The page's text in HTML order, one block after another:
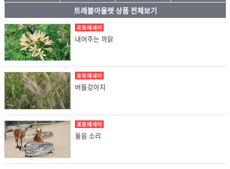
트래블아울렛 상품 전체보기
포토에세이
내어주는 까닭
포토에세이
버들강아지
포토에세이
울음 소리